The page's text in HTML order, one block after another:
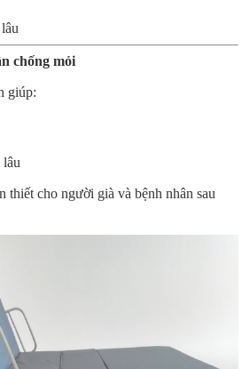
chống mỏi
giúp:
lâu
thiết cho người già và bệnh nhân sau